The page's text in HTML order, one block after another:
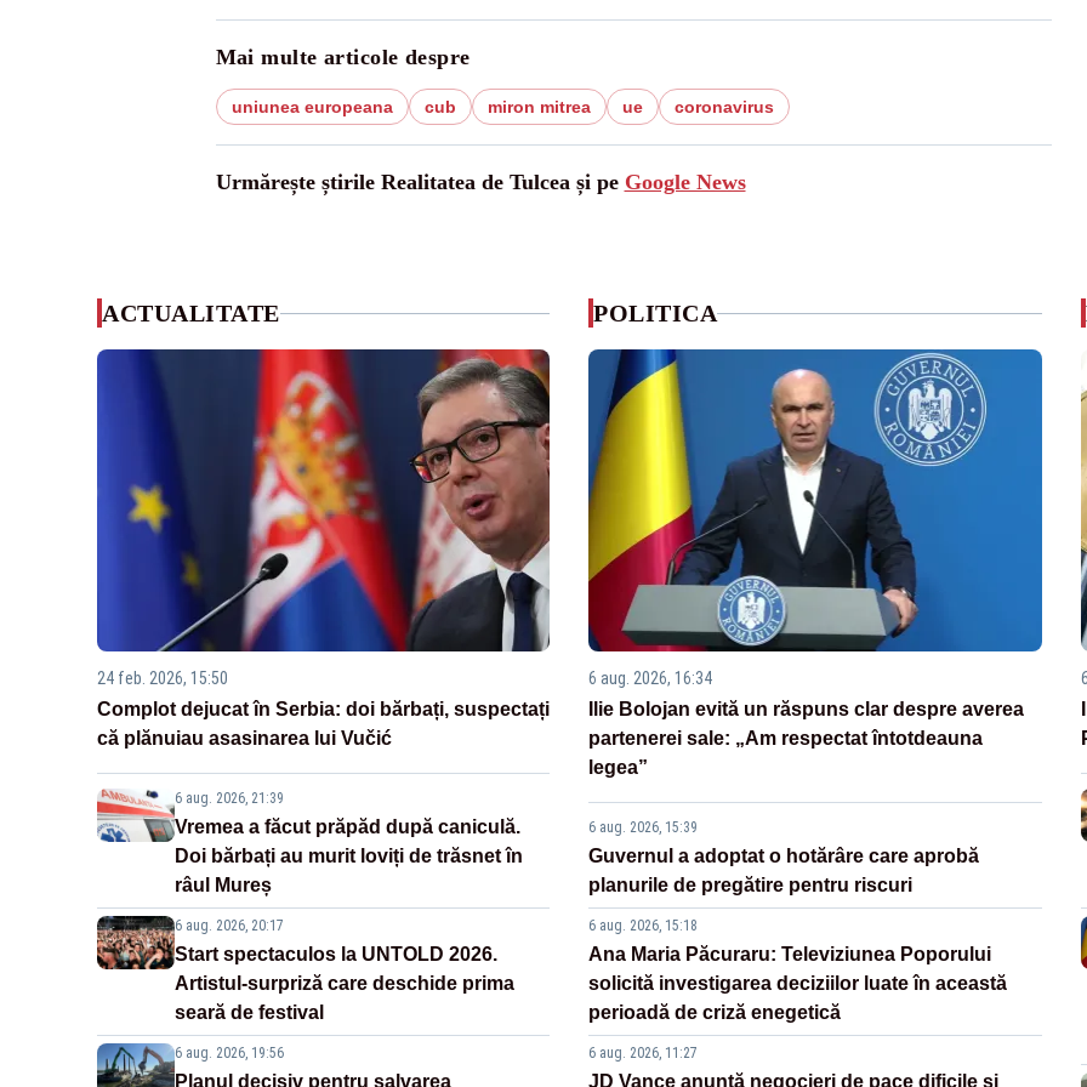
Mai multe articole despre
uniunea europeana cub miron mitrea ue coronavirus
Urmărește știrile Realitatea de Tulcea și pe Google News
ACTUALITATE
24 feb. 2026, 15:50
Complot dejucat în Serbia: doi bărbați, suspectați
că plănuiau asasinarea lui Vučić
6 aug. 2026, 21:39
Vremea a făcut prăpăd după caniculă.
Doi bărbați au murit loviți de trăsnet în
râul Mureș
6 aug. 2026, 20:17
Start spectaculos la UNTOLD 2026.
Artistul-surpriză care deschide prima
seară de festival
6 aug. 2026, 19:56
Planul decisiv pentru salvarea
POLITICA
6 aug. 2026, 16:34
Ilie Bolojan evită un răspuns clar despre averea
partenerei sale: „Am respectat întotdeauna
legea”
6 aug. 2026, 15:39
Guvernul a adoptat o hotărâre care aprobă
planurile de pregătire pentru riscuri
6 aug. 2026, 15:18
Ana Maria Păcuraru: Televiziunea Poporului
solicită investigarea deciziilor luate în această
perioadă de criză enegetică
6 aug. 2026, 11:27
JD Vance anunță negocieri de pace dificile și